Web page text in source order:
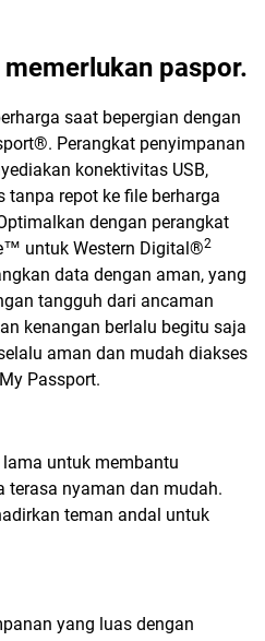
paspor.
saat bepergian dengan
Perangkat penyimpanan
konektivitas USB,
repot ke file berharga
dengan perangkat
untuk Western Digital®2
data dengan aman, yang
tangguh dari ancaman
kenangan berlalu begitu saja
aman dan mudah diakses
Passport.
untuk membantu
terasa nyaman dan mudah.
teman andal untuk
yang luas dengan